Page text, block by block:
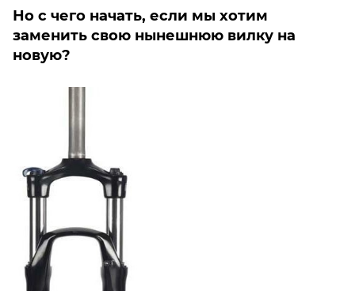
Но с чего начать, если мы хотим
заменить свою нынешнюю вилку на
новую?